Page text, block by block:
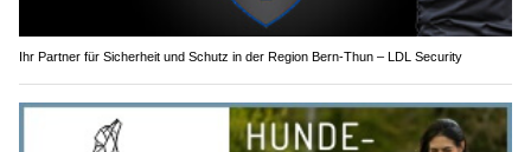
Ihr Partner für Sicherheit und Schutz in der Region Bern-Thun – LDL Security